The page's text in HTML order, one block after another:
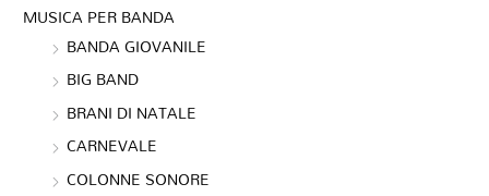
MUSICA PER BANDA
BANDA GIOVANILE
BIG BAND
BRANI DI NATALE
CARNEVALE
COLONNE SONORE